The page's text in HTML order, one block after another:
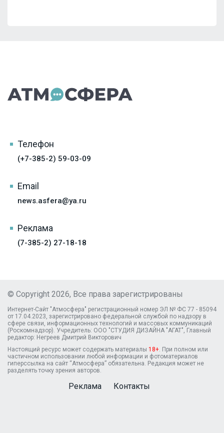
Телефон
(+7-385-2) 59-03-09
Email
news.asfera@ya.ru
Реклама
(7-385-2) 27-18-18
© Copyright 2026, Все права зарегистрированы
Интернет-Сайт "Атмосфера" регистрационный номер ЭЛ № ФС 77 - 85094
от 17.04.2023, зарегистрировано федеральной службой по надзору в
сфере связи, информационных технологий и массовых коммуникаций
(Роскомнадзор). Учредитель: ООО "СТУДИЯ ДИЗАЙНА "АГАТ", Главный
редактор: Негреев Дмитрий Викторович
Настоящий ресурс может содержать материалы 18+. При полном или
частичном использовании любой информации и фотоматериалов
гиперссылка на сайт “Атмосфера” обязательна. Редакция может не
разделять точку зрения авторов.
Реклама Контакты